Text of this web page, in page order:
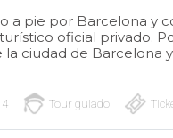
a pie por Barcelona y
oficial privado.
la ciudad de Barcelona
4 Tour guiado